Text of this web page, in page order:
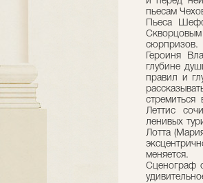
пьесам
Пьеса
сюрпризов.
Героиня
глубине
правил и
Леттис
ленивых
Лотта
меняется.
Сценограф